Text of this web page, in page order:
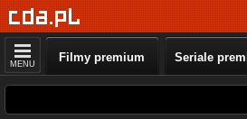
MENU Filmy premium Seriale